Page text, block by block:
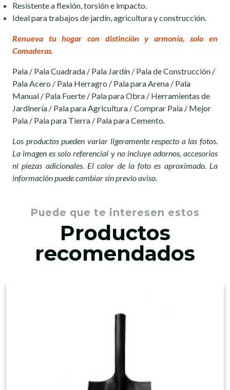
Resistente a flexión, torsión e impacto.
Ideal para trabajos de jardín, agricultura y construcción.
Renueva tu hogar con distinción y armonía, solo en
Comaderas.
Pala / Pala Cuadrada / Pala Jardín / Pala de Construcción /
Pala Acero / Pala Herragro / Pala para Arena / Pala
Manual / Pala Fuerte / Pala para Obra / Herramientas de
Jardinería / Pala para Agricultura / Comprar Pala / Mejor
Pala / Pala para Tierra / Pala para Cemento.
Los productos pueden variar ligeramente respecto a las fotos.
La imagen es solo referencial y no incluye adornos, accesorios
ni piezas adicionales. El color de la foto es aproximado. La
información puede cambiar sin previo aviso.
Puede que te interesen estos
Productos
recomendados